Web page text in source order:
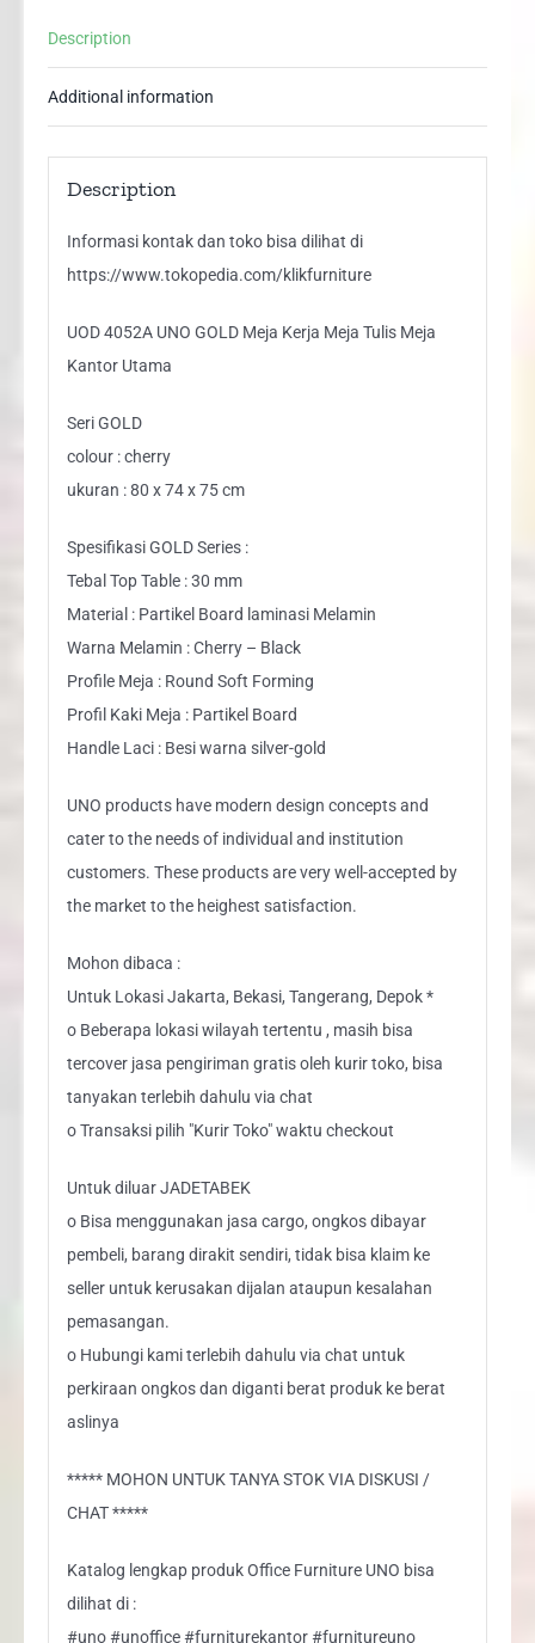
Meja
Description
Additional information
Description
Informasi kontak dan toko bisa dilihat di
https://www.tokopedia.com/klikfurniture
UOD 4052A UNO GOLD Meja Kerja Meja Tulis Meja
Kantor Utama
Seri GOLD
colour : cherry
ukuran : 80 x 74 x 75 cm
Spesifikasi GOLD Series :
Tebal Top Table : 30 mm
Material : Partikel Board laminasi Melamin
Warna Melamin : Cherry – Black
Profile Meja : Round Soft Forming
Profil Kaki Meja : Partikel Board
Handle Laci : Besi warna silver-gold
UNO products have modern design concepts and
cater to the needs of individual and institution
customers. These products are very well-accepted by
the market to the heighest satisfaction.
Mohon dibaca :
Untuk Lokasi Jakarta, Bekasi, Tangerang, Depok *
o Beberapa lokasi wilayah tertentu , masih bisa
tercover jasa pengiriman gratis oleh kurir toko, bisa
tanyakan terlebih dahulu via chat
o Transaksi pilih "Kurir Toko" waktu checkout
Untuk diluar JADETABEK
o Bisa menggunakan jasa cargo, ongkos dibayar
pembeli, barang dirakit sendiri, tidak bisa klaim ke
seller untuk kerusakan dijalan ataupun kesalahan
pemasangan.
o Hubungi kami terlebih dahulu via chat untuk
perkiraan ongkos dan diganti berat produk ke berat
aslinya
***** MOHON UNTUK TANYA STOK VIA DISKUSI /
CHAT *****
Katalog lengkap produk Office Furniture UNO bisa
dilihat di :
#uno #unoffice #furniturekantor #furnitureuno